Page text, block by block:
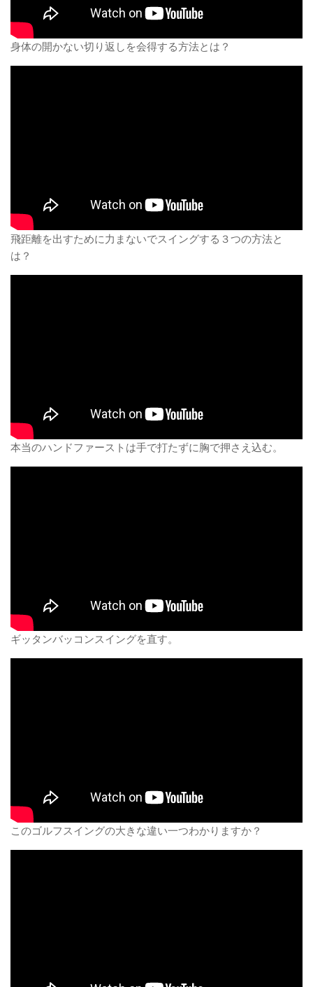
身体の開かない切り返しを会得する方法とは？
飛距離を出すために力まないでスイングする３つの方法と
は？
本当のハンドファーストは手で打たずに胸で押さえ込む。
ギッタンバッコンスイングを直す。
このゴルフスイングの大きな違い一つわかりますか？